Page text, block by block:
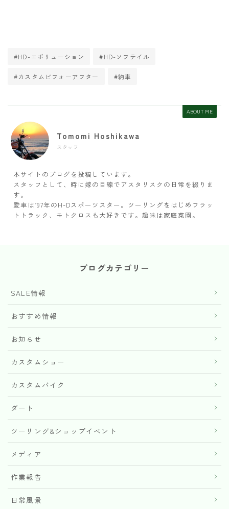
#HD-エボリューション #HD-ソフテイル
#カスタムビフォーアフター #納車
ABOUT ME
Tomomi Hoshikawa
スタッフ
本サイトのブログを投稿しています。
スタッフとして、時に嫁の目線でアスタリスクの日常を綴りま
す。
愛車は’97年のH-Dスポーツスター。ツーリングをはじめフラッ
トトラック、モトクロスも大好きです。趣味は家庭菜園。
ブログカテゴリー
SALE情報
おすすめ情報
お知らせ
カスタムショー
カスタムバイク
ダート
ツーリング&ショップイベント
メディア
作業報告
日常風景